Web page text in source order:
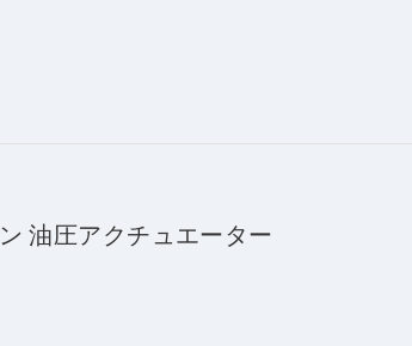
油圧アクチュエーター